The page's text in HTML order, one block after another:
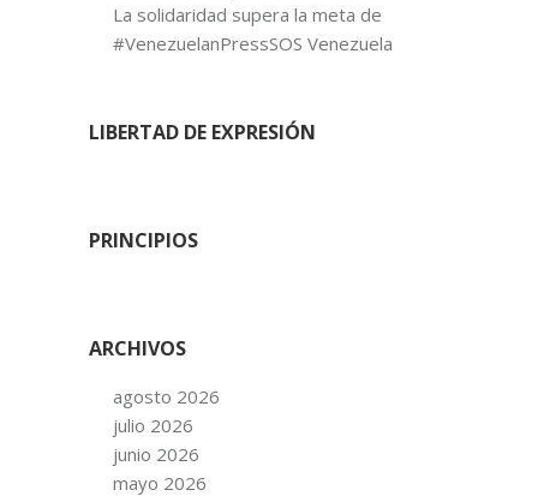
La solidaridad supera la meta de
#VenezuelanPressSOS Venezuela
LIBERTAD DE EXPRESIÓN
PRINCIPIOS
ARCHIVOS
agosto 2026
julio 2026
junio 2026
mayo 2026